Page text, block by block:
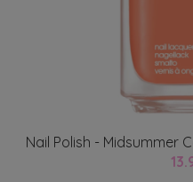
Nail Polish - Midsummer